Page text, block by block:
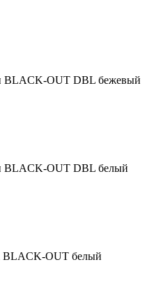
OUT DBL бежевый
OUT DBL белый
OUT белый